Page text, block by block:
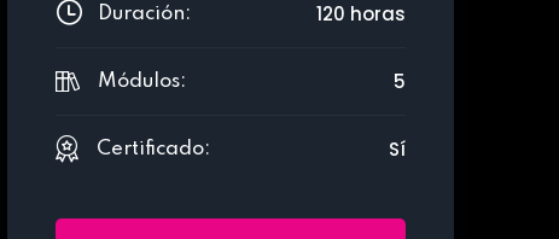
Duración: 120 horas
Módulos: 5
Certificado: Sí